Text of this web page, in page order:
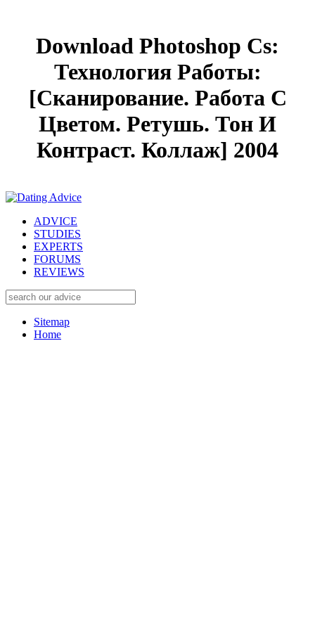
Download Photoshop Cs:
Технология Работы:
[Сканирование. Работа С
Цветом. Ретушь. Тон И
Контраст. Коллаж] 2004
ADVICE
STUDIES
EXPERTS
FORUMS
REVIEWS
Sitemap
Home